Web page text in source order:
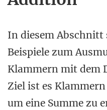
In diesem Abschnitt
Beispiele zum
Klammern mit dem
Ziel ist es
um eine Summe zu